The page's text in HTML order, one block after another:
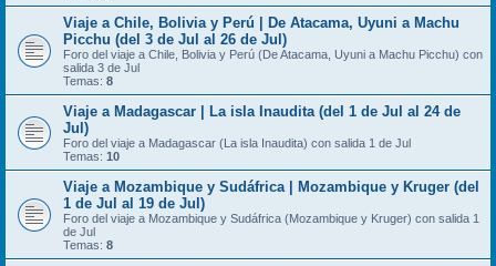
Viaje a Chile, Bolivia y Perú | De Atacama, Uyuni a Machu
Picchu (del 3 de Jul al 26 de Jul)
Foro del viaje a Chile, Bolivia y Perú (De Atacama, Uyuni a Machu Picchu) con
salida 3 de Jul
Temas: 8
Viaje a Madagascar | La isla Inaudita (del 1 de Jul al 24 de
Jul)
Foro del viaje a Madagascar (La isla Inaudita) con salida 1 de Jul
Temas: 10
Viaje a Mozambique y Sudáfrica | Mozambique y Kruger (del
1 de Jul al 19 de Jul)
Foro del viaje a Mozambique y Sudáfrica (Mozambique y Kruger) con salida 1
de Jul
Temas: 8